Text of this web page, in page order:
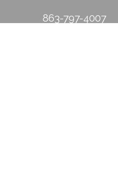
863-797-4007